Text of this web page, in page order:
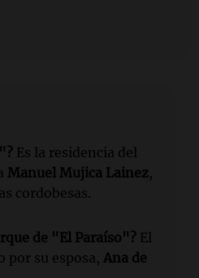
Es la residencia del
Manuel Mujica Lainez,
cordobesas.
de "El Paraíso"? El
por su esposa, Ana de